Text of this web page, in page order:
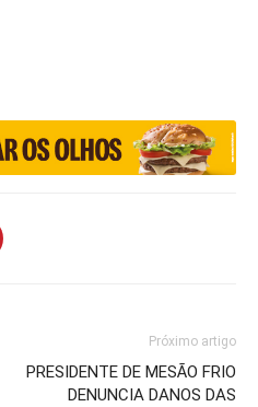
Próximo artigo
PRESIDENTE DE MESÃO FRIO
DENUNCIA DANOS DAS